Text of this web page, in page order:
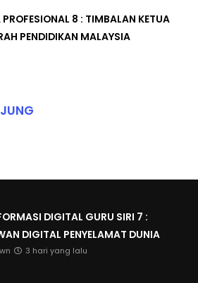
8 : TIMBALAN KETUA
PENDIDIKAN MALAYSIA
DIGITAL GURU SIRI 7 :
DIGITAL PENYELAMAT DUNIA
3 hari yang lalu